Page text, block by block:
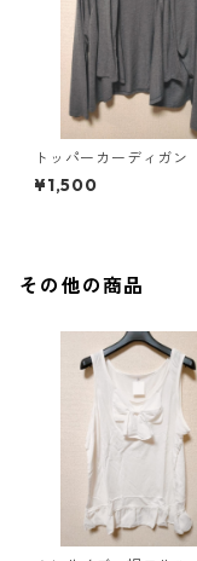
トッパーカーディガ
Ｌ グレー KAE-4814
¥1,500
その他の商品